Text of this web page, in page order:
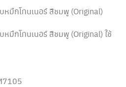
หมึกโทนเนอร์ สีชมพู (Original)
หมึกโทนเนอร์ สีชมพู (Original) ใช้